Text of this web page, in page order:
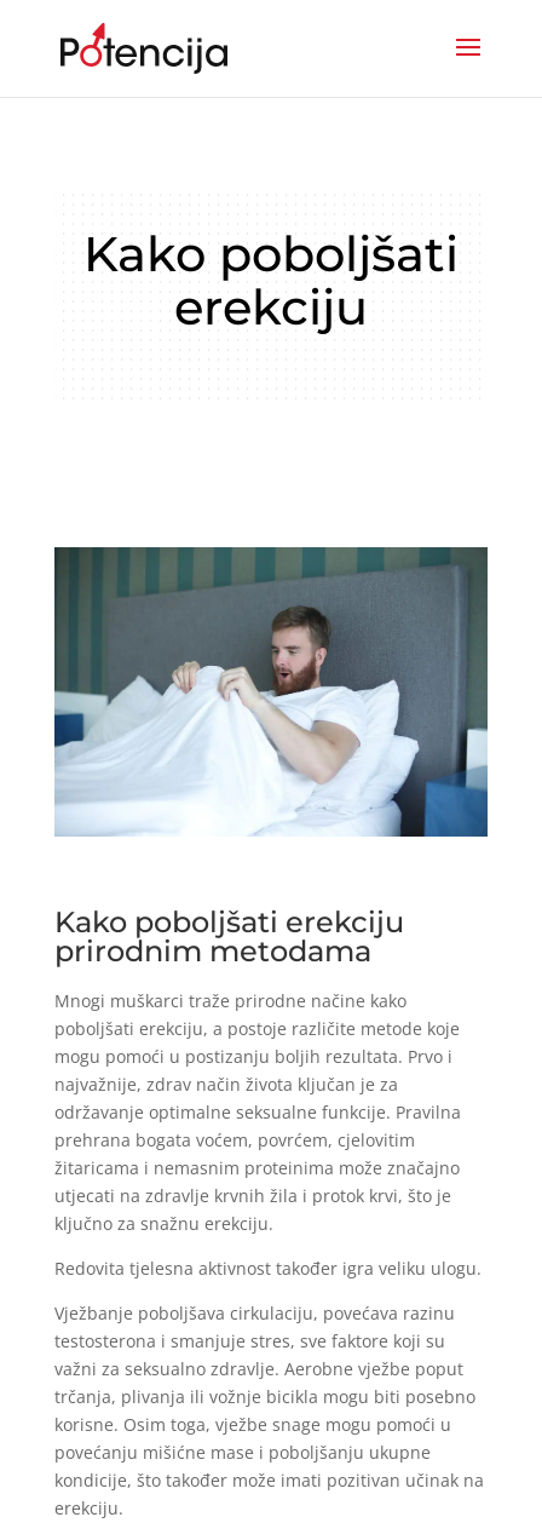
Kako poboljšati
erekciju
Kako poboljšati erekciju
prirodnim metodama
Mnogi muškarci traže prirodne načine kako
poboljšati erekciju, a postoje različite metode koje
mogu pomoći u postizanju boljih rezultata. Prvo i
najvažnije, zdrav način života ključan je za
održavanje optimalne seksualne funkcije. Pravilna
prehrana bogata voćem, povrćem, cjelovitim
žitaricama i nemasnim proteinima može značajno
utjecati na zdravlje krvnih žila i protok krvi, što je
ključno za snažnu erekciju.
Redovita tjelesna aktivnost također igra veliku ulogu.
Vježbanje poboljšava cirkulaciju, povećava razinu
testosterona i smanjuje stres, sve faktore koji su
važni za seksualno zdravlje. Aerobne vježbe poput
trčanja, plivanja ili vožnje bicikla mogu biti posebno
korisne. Osim toga, vježbe snage mogu pomoći u
povećanju mišićne mase i poboljšanju ukupne
kondicije, što također može imati pozitivan učinak na
erekciju.